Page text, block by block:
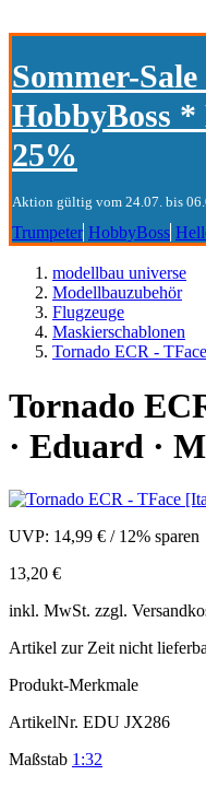
Sommer-
HobbyBoss
25%
Aktion gültig vom 24.07. bis
Trumpeter HobbyBoss
modellbau universe
Modellbauzubehör
Flugzeuge
Maskierschablonen
Tornado ECR -
Tornado
· Eduard ·
UVP: 14,99 € / 12% sparen
13,20 €
inkl. MwSt. zzgl.
Artikel zur Zeit nicht
Produkt-Merkmale
ArtikelNr. EDU JX286
Maßstab 1:32